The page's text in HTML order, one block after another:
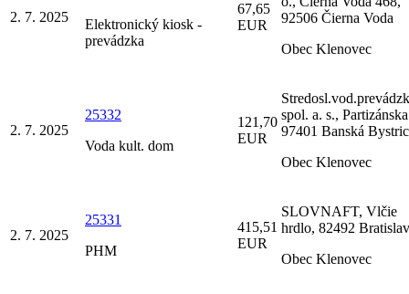
2. 7. 2025
Elektronický kiosk -
prevádzka
67,65
EUR
92506 Čierna Voda
Obec Klenovec
2. 7. 2025
25332
Voda kult. dom
121,70
EUR
spol. a. s.,
97401 Banská
Obec Klenovec
2. 7. 2025
25331
PHM
415,51
EUR
SLOVNAFT, Vlčie
hrdlo, 82492
Obec Klenovec